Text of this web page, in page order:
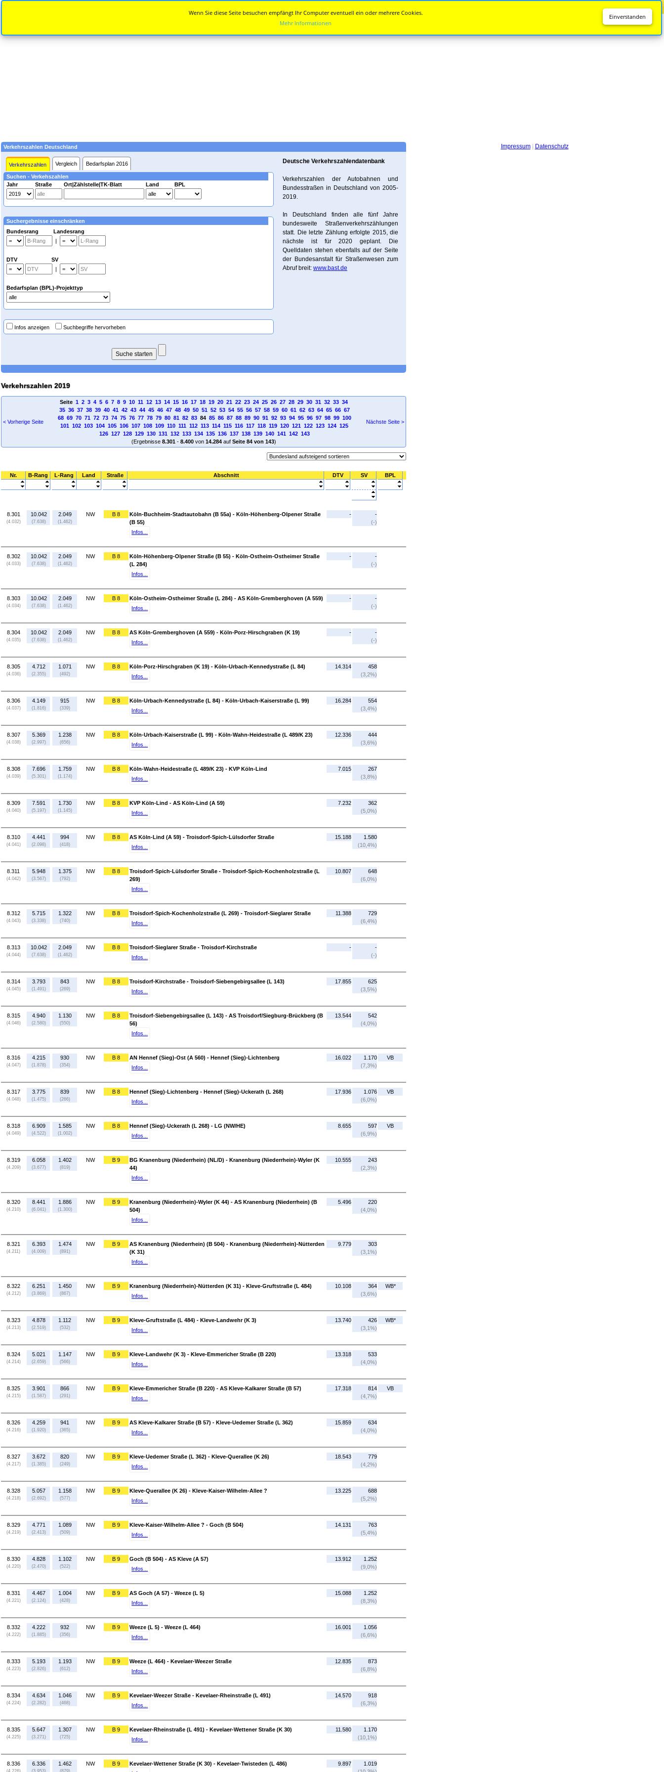
Verkehrszahlen Deutschland
Verkehrszahlen Vergleich Bedarfsplan 2016
Suchen - Verkehszahlen
Jahr
Straße Ort|Zählstelle|TK-Blatt Land BPL
Suchergebnisse einschränken
Bundesrang Landesrang
|
DTV SV
|
Bedarfsplan (BPL)-Projekttyp
Infos anzeigen Suchbegriffe hervorheben
Deutsche Verkehrszahlendatenbank
Verkehrszahlen der Autobahnen und
Bundesstraßen in Deutschland von 2005-
2019.
In Deutschland finden alle fünf Jahre
bundesweite Straßenverkehrszählungen
statt. Die letzte Zählung erfolgte 2015, die
nächste ist für 2020 geplant. Die
Quelldaten stehen ebenfalls auf der Seite
der Bundesanstalt für Straßenwesen zum
Abruf breit: www.bast.de
Verkehrszahlen 2019
< Vorherige Seite
Seite 1 2 3 4 5 6 7 8 9 10 11 12 13 14 15 16 17 18 19 20 21 22 23 24 25 26 27 28 29 30 31 32 33 34
35 36 37 38 39 40 41 42 43 44 45 46 47 48 49 50 51 52 53 54 55 56 57 58 59 60 61 62 63 64 65 66 67
68 69 70 71 72 73 74 75 76 77 78 79 80 81 82 8384 85 86 87 88 89 90 91 92 93 94 95 96 97 98 99 100
101 102 103 104 105 106 107 108 109 110 111 112 113 114 115 116 117 118 119 120 121 122 123 124 125
126 127 128 129 130 131 132 133 134 135 136 137 138 139 140 141 142 143
(Ergebnisse 8.301- 8.400von 14.284auf Seite 84 von 143)
Nächste Seite >
Nr. B-Rang L-Rang Land Straße Abschnitt DTV SV BPL
8.301
(4.032)
10.042
(7.638)
2.049
(1.462)
NW B 8
Köln-Buchheim-Stadtautobahn (B 55a) - Köln-Höhenberg-Olpener Straße
(B 55)
Infos...
-
-
(-)
8.302
(4.033)
10.042
(7.638)
2.049
(1.462)
NW B 8
Köln-Höhenberg-Olpener Straße (B 55) - Köln-Ostheim-Ostheimer Straße
(L 284)
Infos...
-
-
(-)
8.303
(4.034)
10.042
(7.638)
2.049
(1.462)
NW B 8
Köln-Ostheim-Ostheimer Straße (L 284) - AS Köln-Gremberghoven (A 559)
Infos...
-
-
(-)
8.304
(4.035)
10.042
(7.638)
2.049
(1.462)
NW B 8
AS Köln-Gremberghoven (A 559) - Köln-Porz-Hirschgraben (K 19)
Infos...
-
-
(-)
8.305
(4.036)
4.712
(2.355)
1.071
(492)
NW B 8
Köln-Porz-Hirschgraben (K 19) - Köln-Urbach-Kennedystraße (L 84)
Infos...
14.314
458
(3,2%)
8.306
(4.037)
4.149
(1.816)
915
(339)
NW B 8
Köln-Urbach-Kennedystraße (L 84) - Köln-Urbach-Kaiserstraße (L 99)
Infos...
16.284
554
(3,4%)
8.307
(4.038)
5.369
(2.997)
1.238
(656)
NW B 8
Köln-Urbach-Kaiserstraße (L 99) - Köln-Wahn-Heidestraße (L 489/K 23)
Infos...
12.336
444
(3,6%)
8.308
(4.039)
7.696
(5.301)
1.759
(1.174)
NW B 8
Köln-Wahn-Heidestraße (L 489/K 23) - KVP Köln-Lind
Infos...
7.015
267
(3,8%)
8.309
(4.040)
7.591
(5.197)
1.730
(1.145)
NW B 8
KVP Köln-Lind - AS Köln-Lind (A 59)
Infos...
7.232
362
(5,0%)
8.310
(4.041)
4.441
(2.098)
994
(418)
NW B 8
AS Köln-Lind (A 59) - Troisdorf-Spich-Lülsdorfer Straße
Infos...
15.188
1.580
(10,4%)
8.311
(4.042)
5.948
(3.567)
1.375
(792)
NW B 8
Troisdorf-Spich-Lülsdorfer Straße - Troisdorf-Spich-Kochenholzstraße (L
269)
Infos...
10.807
648
(6,0%)
8.312
(4.043)
5.715
(3.338)
1.322
(740)
NW B 8
Troisdorf-Spich-Kochenholzstraße (L 269) - Troisdorf-Sieglarer Straße
Infos...
11.388
729
(6,4%)
8.313
(4.044)
10.042
(7.638)
2.049
(1.462)
NW B 8
Troisdorf-Sieglarer Straße - Troisdorf-Kirchstraße
Infos...
-
-
(-)
8.314
(4.045)
3.793
(1.491)
843
(269)
NW B 8
Troisdorf-Kirchstraße - Troisdorf-Siebengebirgsallee (L 143)
Infos...
17.855
625
(3,5%)
8.315
(4.046)
4.940
(2.580)
1.130
(550)
NW B 8
Troisdorf-Siebengebirgsallee (L 143) - AS Troisdorf/Siegburg-Brückberg (B
56)
Infos...
13.544
542
(4,0%)
8.316
(4.047)
4.215
(1.878)
930
(354)
NW B 8
AN Hennef (Sieg)-Ost (A 560) - Hennef (Sieg)-Lichtenberg
Infos...
16.022
1.170
(7,3%)
VB
8.317
(4.048)
3.775
(1.475)
839
(266)
NW B 8
Hennef (Sieg)-Lichtenberg - Hennef (Sieg)-Uckerath (L 268)
Infos...
17.936
1.076
(6,0%)
VB
8.318
(4.049)
6.909
(4.522)
1.585
(1.002)
NW B 8
Hennef (Sieg)-Uckerath (L 268) - LG (NW/HE)
Infos...
8.655
597
(6,9%)
VB
8.319
(4.209)
6.058
(3.677)
1.402
(819)
NW B 9
BG Kranenburg (Niederrhein) (NL/D) - Kranenburg (Niederrhein)-Wyler (K
44)
Infos...
10.555
243
(2,3%)
8.320
(4.210)
8.441
(6.041)
1.886
(1.300)
NW B 9
Kranenburg (Niederrhein)-Wyler (K 44) - AS Kranenburg (Niederrhein) (B
504)
Infos...
5.496
220
(4,0%)
8.321
(4.211)
6.393
(4.009)
1.474
(891)
NW B 9
AS Kranenburg (Niederrhein) (B 504) - Kranenburg (Niederrhein)-Nütterden
(K 31)
Infos...
9.779
303
(3,1%)
8.322
(4.212)
6.251
(3.869)
1.450
(867)
NW B 9
Kranenburg (Niederrhein)-Nütterden (K 31) - Kleve-Gruftstraße (L 484)
Infos...
10.108
364
(3,6%)
WB*
8.323
(4.213)
4.878
(2.519)
1.112
(532)
NW B 9
Kleve-Gruftstraße (L 484) - Kleve-Landwehr (K 3)
Infos...
13.740
426
(3,1%)
WB*
8.324
(4.214)
5.021
(2.659)
1.147
(566)
NW B 9
Kleve-Landwehr (K 3) - Kleve-Emmericher Straße (B 220)
Infos...
13.318
533
(4,0%)
8.325
(4.215)
3.901
(1.587)
866
(291)
NW B 9
Kleve-Emmericher Straße (B 220) - AS Kleve-Kalkarer Straße (B 57)
Infos...
17.318
814
(4,7%)
VB
8.326
(4.216)
4.259
(1.920)
941
(365)
NW B 9
AS Kleve-Kalkarer Straße (B 57) - Kleve-Uedemer Straße (L 362)
Infos...
15.859
634
(4,0%)
8.327
(4.217)
3.672
(1.385)
820
(249)
NW B 9
Kleve-Uedemer Straße (L 362) - Kleve-Querallee (K 26)
Infos...
18.543
779
(4,2%)
8.328
(4.218)
5.057
(2.692)
1.158
(577)
NW B 9
Kleve-Querallee (K 26) - Kleve-Kaiser-Wilhelm-Allee ?
Infos...
13.225
688
(5,2%)
8.329
(4.219)
4.771
(2.413)
1.089
(509)
NW B 9
Kleve-Kaiser-Wilhelm-Allee ? - Goch (B 504)
Infos...
14.131
763
(5,4%)
8.330
(4.220)
4.828
(2.470)
1.102
(522)
NW B 9
Goch (B 504) - AS Kleve (A 57)
Infos...
13.912
1.252
(9,0%)
8.331
(4.221)
4.467
(2.124)
1.004
(428)
NW B 9
AS Goch (A 57) - Weeze (L 5)
Infos...
15.088
1.252
(8,3%)
8.332
(4.222)
4.222
(1.885)
932
(356)
NW B 9
Weeze (L 5) - Weeze (L 464)
Infos...
16.001
1.056
(6,6%)
8.333
(4.223)
5.193
(2.826)
1.193
(612)
NW B 9
Weeze (L 464) - Kevelaer-Weezer Straße
Infos...
12.835
873
(6,8%)
8.334
(4.224)
4.634
(2.282)
1.046
(468)
NW B 9
Kevelaer-Weezer Straße - Kevelaer-Rheinstraße (L 491)
Infos...
14.570
918
(6,3%)
8.335
(4.225)
5.647
(3.271)
1.307
(725)
NW B 9
Kevelaer-Rheinstraße (L 491) - Kevelaer-Wettener Straße (K 30)
Infos...
11.580
1.170
(10,1%)
8.336
(4.226)
6.336
(3.953)
1.462
(879)
NW B 9
Kevelaer-Wettener Straße (K 30) - Kevelaer-Twisteden (L 486)
9.897
1.019
Impressum| Datenschutz
Einverstanden
Wenn Sie diese Seite besuchen empfängt Ihr Computer eventuell ein oder mehrere Cookies.
Mehr Informationen